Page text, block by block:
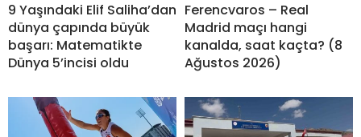
9 Yaşındaki Elif Saliha’dan
dünya çapında büyük
başarı: Matematikte
Dünya 5’incisi oldu
Ferencvaros – Real
Madrid maçı hangi
kanalda, saat kaçta? (8
Ağustos 2026)